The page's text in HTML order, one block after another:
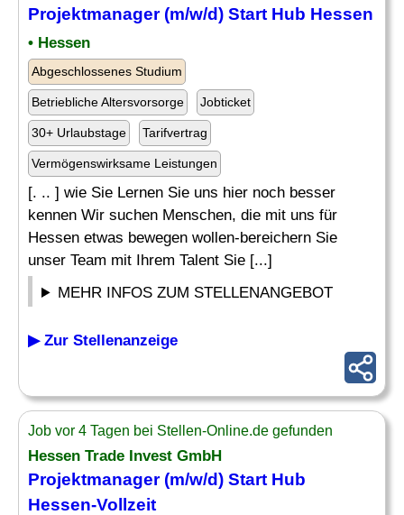
Projektmanager (m/w/d) Start Hub Hessen
• Hessen
Abgeschlossenes Studium
Betriebliche Altersvorsorge Jobticket
30+ Urlaubstage Tarifvertrag
Vermögenswirksame Leistungen
[. .. ] wie Sie Lernen Sie uns hier noch besser
kennen Wir suchen Menschen, die mit uns für
Hessen etwas bewegen wollen-bereichern Sie
unser Team mit Ihrem Talent Sie [...]
MEHR INFOS ZUM STELLENANGEBOT
▶ Zur Stellenanzeige
Job vor 4 Tagen bei Stellen-Online.de gefunden
Hessen Trade Invest GmbH
Projektmanager (m/w/d) Start Hub
Hessen-Vollzeit